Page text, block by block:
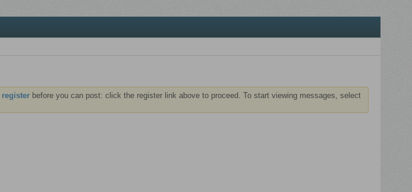
registerbefore you can post: click the register link above to proceed. To start viewing messages, select